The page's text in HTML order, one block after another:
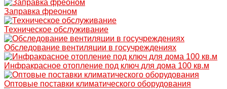
Заправка фреоном
Техническое обслуживание
Обследование вентиляции в госучреждениях
Инфракрасное отопление под ключ для дома 100 кв.м
Оптовые поставки климатического оборудования